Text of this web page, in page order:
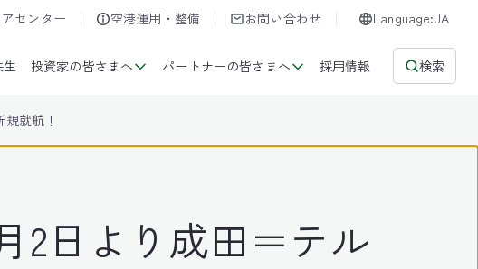
センター 空港運用・整備 お問い合わせ Language:JA
投資家の皆さまへ パートナーの皆さまへ 採用情報 検索
就航！
2日より成田＝テル